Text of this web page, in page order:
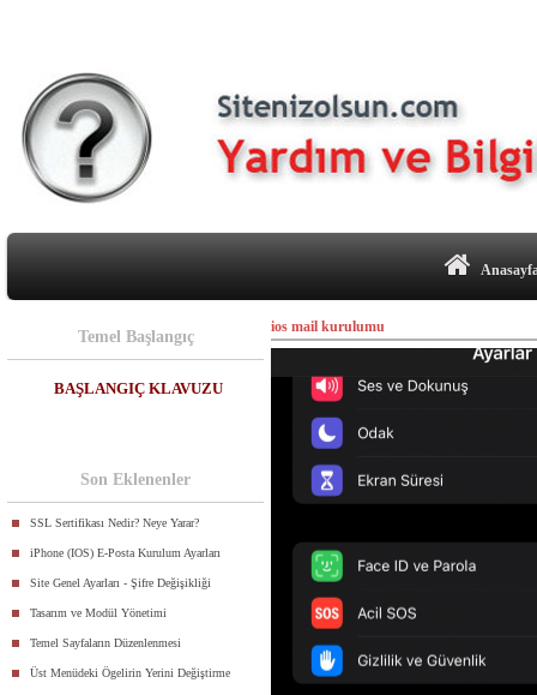
Temel Başlangıç
BAŞLANGIÇ KLAVUZU
Son Eklenenler
SSL Sertifikası Nedir? Neye Yarar?
iPhone (IOS) E-Posta Kurulum Ayarları
Site Genel Ayarları - Şifre Değişikliği
Tasarım ve Modül Yönetimi
Temel Sayfaların Düzenlenmesi
Üst Menüdeki Ögelirin Yerini Değiştirme
ios mail kurulumu